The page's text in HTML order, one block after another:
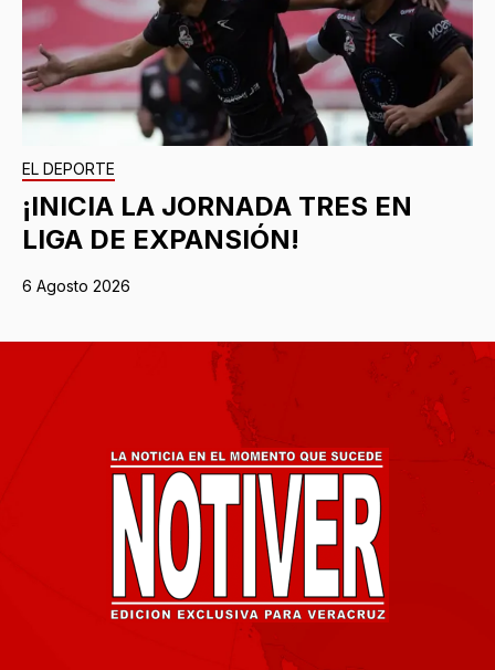
EL DEPORTE
¡INICIA LA JORNADA TRES EN
LIGA DE EXPANSIÓN!
6 Agosto 2026